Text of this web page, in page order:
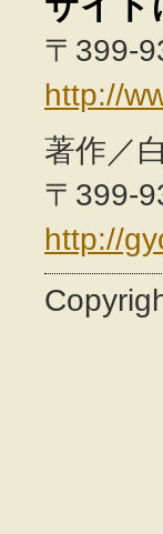
〒399-
http://
著作／
〒399-
http://